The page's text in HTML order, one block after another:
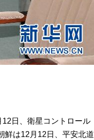
日、衛星コントロール
鮮は12月12日、平安北道